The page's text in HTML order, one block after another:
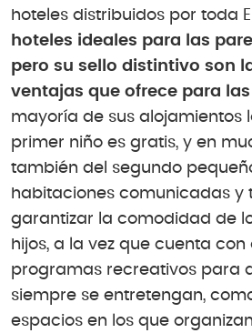
hoteles distribuidos por toda
hoteles ideales para las
pero su sello distintivo son
ventajas que ofrece para
mayoría de sus alojamientos
primer niño es gratis, y en
también del segundo
habitaciones comunicadas y
garantizar la comodidad de
hijos, a la vez que cuenta con
programas recreativos para
siempre se entretengan,
espacios en los que